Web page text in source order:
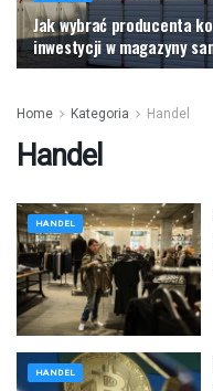
Jak wybrać producenta
inwestycji w magazyny
Home Kategoria Handel
Handel
HANDEL
HANDEL